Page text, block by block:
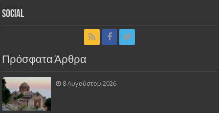
Social
Πρόσφατα Άρθρα
8 Αυγούστου 2026